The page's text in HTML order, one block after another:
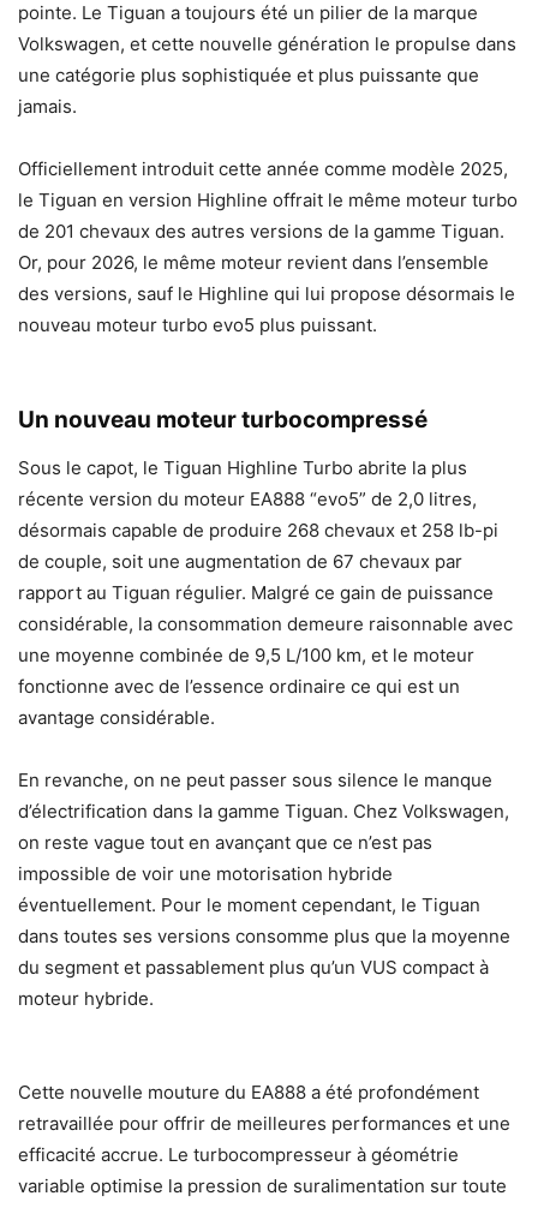
pointe. Le Tiguan a toujours été un pilier de la marque
Volkswagen, et cette nouvelle génération le propulse dans
une catégorie plus sophistiquée et plus puissante que
jamais.
Officiellement introduit cette année comme modèle 2025,
le Tiguan en version Highline offrait le même moteur turbo
de 201 chevaux des autres versions de la gamme Tiguan.
Or, pour 2026, le même moteur revient dans l’ensemble
des versions, sauf le Highline qui lui propose désormais le
nouveau moteur turbo evo5 plus puissant.
Un nouveau moteur turbocompressé
Sous le capot, le Tiguan Highline Turbo abrite la plus
récente version du moteur EA888 “evo5” de 2,0 litres,
désormais capable de produire 268 chevaux et 258 lb-pi
de couple, soit une augmentation de 67 chevaux par
rapport au Tiguan régulier. Malgré ce gain de puissance
considérable, la consommation demeure raisonnable avec
une moyenne combinée de 9,5 L/100 km, et le moteur
fonctionne avec de l’essence ordinaire ce qui est un
avantage considérable.
En revanche, on ne peut passer sous silence le manque
d’électrification dans la gamme Tiguan. Chez Volkswagen,
on reste vague tout en avançant que ce n’est pas
impossible de voir une motorisation hybride
éventuellement. Pour le moment cependant, le Tiguan
dans toutes ses versions consomme plus que la moyenne
du segment et passablement plus qu’un VUS compact à
moteur hybride.
Cette nouvelle mouture du EA888 a été profondément
retravaillée pour offrir de meilleures performances et une
efficacité accrue. Le turbocompresseur à géométrie
variable optimise la pression de suralimentation sur toute